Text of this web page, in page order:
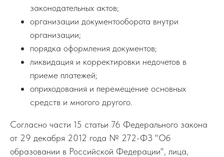
законодательных актов;
организации документооборота внутри
организации;
порядка оформления документов;
ликвидация и корректировки недочетов в
приеме платежей;
оприходования и перемещение основных
средств и многого другого.
Согласно части 15 статьи 76 Федерального закона
от 29 декабря 2012 года № 272-ФЗ "Об
образовании в Российской Федерации", лица,